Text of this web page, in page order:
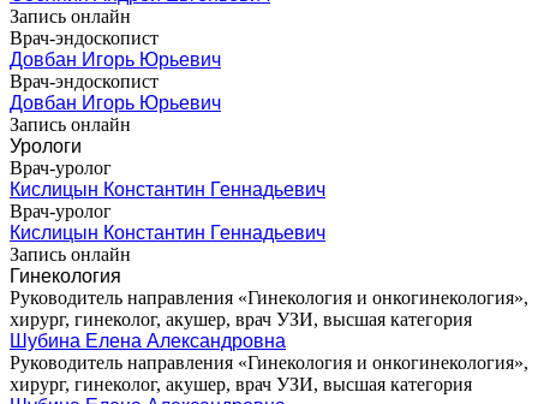
Запись онлайн
Врач-эндоскопист
Довбан Игорь Юрьевич
Врач-эндоскопист
Довбан Игорь Юрьевич
Запись онлайн
Урологи
Врач-уролог
Кислицын Константин Геннадьевич
Врач-уролог
Кислицын Константин Геннадьевич
Запись онлайн
Гинекология
Руководитель направления «Гинекология и онкогинекология»,
хирург, гинеколог, акушер, врач УЗИ, высшая категория
Шубина Елена Александровна
Руководитель направления «Гинекология и онкогинекология»,
хирург, гинеколог, акушер, врач УЗИ, высшая категория